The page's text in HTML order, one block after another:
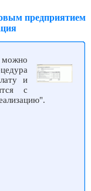
предприятием
и
с